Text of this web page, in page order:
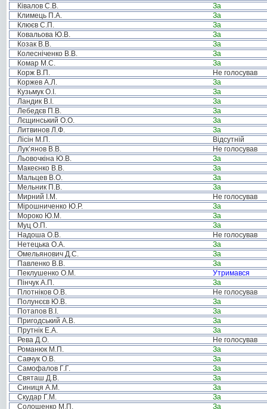
Ківалов С.В.
За
Климець П.А.
За
Клюєв С.П.
За
Ковальова Ю.В.
За
Козак В.В.
За
Колесніченко В.В.
За
Комар М.С.
За
Корж В.П.
Не голосував
Коржев А.Л.
За
Кузьмук О.І.
За
Ландик В.І.
За
Лебедєв П.В.
За
Лєщинський О.О.
За
Литвинов Л.Ф.
За
Лісін М.П.
Відсутній
Лук’янов В.В.
Не голосував
Льовочкіна Ю.В.
За
Макеєнко В.В.
За
Мальцев В.О.
За
Мельник П.В.
За
Мирний І.М.
Не голосував
Мірошниченко Ю.Р.
За
Мороко Ю.М.
За
Муц О.П.
За
Надоша О.В.
Не голосував
Нетецька О.А.
За
Омельянович Д.С.
За
Павленко В.В.
За
Пеклушенко О.М.
Утримався
Пінчук А.П.
За
Плотніков О.В.
Не голосував
Полунєєв Ю.В.
За
Потапов В.І.
За
Пригодський А.В.
За
Прутнік Е.А.
За
Рева Д.О.
Не голосував
Романюк М.П.
За
Савчук О.В.
За
Самофалов Г.Г.
За
Святаш Д.В.
За
Синиця А.М.
За
Скудар Г.М.
За
Солошенко М.П.
За